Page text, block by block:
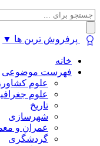
پرفروش ترین ها ▼
خانه
فهرست موضوعی
علوم
علوم
تاریخ
شهرسازی
عمران و
گردشگری